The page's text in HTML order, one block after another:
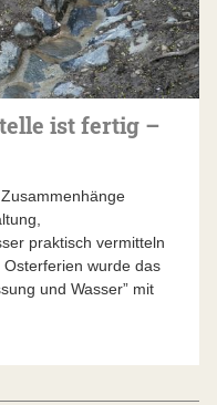
ist fertig –
praktisch vermitteln
wurde das
und Wasser” mit